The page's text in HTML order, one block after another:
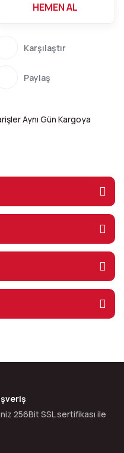
HEMEN AL
Karşılaştır
Paylaş
Aynı Gün Kargoya
256Bit SSL sertifikası ile